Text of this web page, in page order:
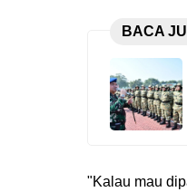
BACA
"Kalau mau